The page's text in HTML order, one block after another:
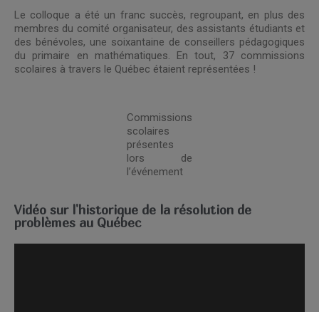
Le colloque a été un franc succès, regroupant, en plus des
membres du comité organisateur, des assistants étudiants et
des bénévoles, une soixantaine de conseillers pédagogiques
du primaire en mathématiques. En tout, 37 commissions
scolaires à travers le Québec étaient représentées !
Commissions
scolaires
présentes
lors de
l’événement
Vidéo sur l'historique de la résolution de
problèmes au Québec